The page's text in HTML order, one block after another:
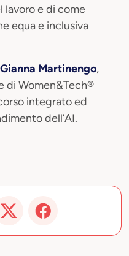
lavoro e di come
equa e inclusiva
Gianna Martinengo,
di Women&Tech®
integrato ed
dell’AI.